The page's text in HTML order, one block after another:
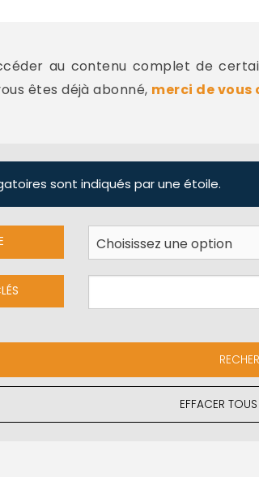
au contenu complet de
êtes déjà abonné, merci de vous
sont indiqués par une étoile.
EFFACER